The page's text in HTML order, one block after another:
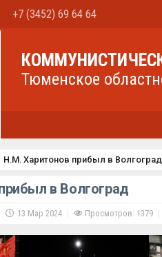
+7 (3452) 69 64 64
Тюменское
Н.М. Харитонов прибыл в Волгоград
в Волгоград
13 Мар 2024 Просмотров: 1379